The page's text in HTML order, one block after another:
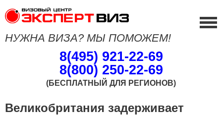
НУЖНА ВИЗА? МЫ ПОМОЖЕМ!
8(495) 921-22-69
8(800) 250-22-69
(БЕСПЛАТНЫЙ ДЛЯ РЕГИОНОВ)
Великобритания задерживает